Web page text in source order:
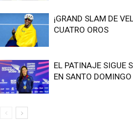
¡GRAND SLAM DE
CUATRO OROS
EL PATINAJE SIGUE
EN SANTO DOMINGO